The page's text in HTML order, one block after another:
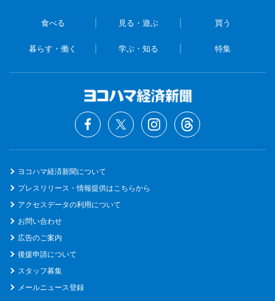
食べる 見る・遊ぶ 買う
暮らす・働く 学ぶ・知る 特集
ヨコハマ経済新聞について
プレスリリース・情報提供はこちらから
アクセスデータの利用について
お問い合わせ
広告のご案内
後援申請について
スタッフ募集
メールニュース登録